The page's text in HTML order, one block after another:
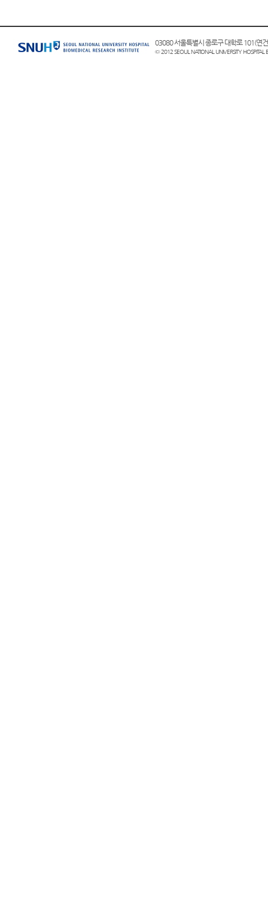
03080 서울특별시 종로구 대학로 101(연
© 2012 SEOUL NATIONAL UNIVERSITY HOSPITAL